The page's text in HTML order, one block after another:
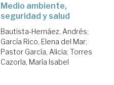
Medio ambiente,
seguridad y salud
Bautista-Hernáez, Andrés;
García Rico, Elena del Mar;
Pastor García, Alicia; Torres
Cazorla, María Isabel